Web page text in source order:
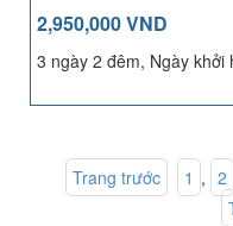
2,950,000 VND
3 ngày 2 đêm, Ngày khởi
Trang trước 1 , 2